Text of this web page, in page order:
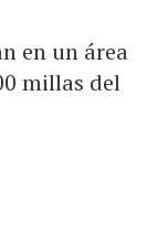
en un área
millas del